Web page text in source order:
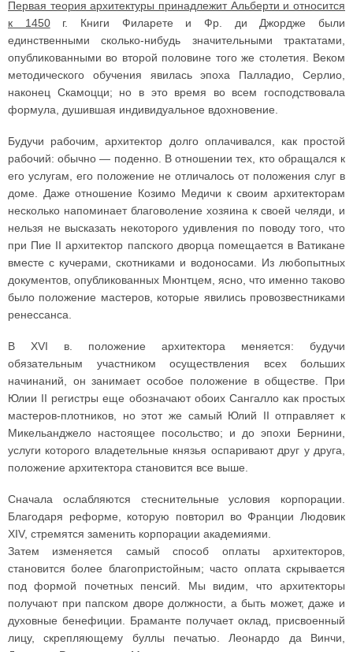
Первая теория архитектуры принадлежит Альберти и относится
к 1450г. Книги Филарете и Фр. ди Джордже были
единственными сколько-нибудь значительными трактатами,
опубликованными во второй половине того же столетия. Веком
методического обучения явилась эпоха Палладио, Серлио,
наконец Скамоцци; но в это время во всем господствовала
формула, душившая индивидуальное вдохновение.
Будучи рабочим, архитектор долго оплачивался, как простой
рабочий: обычно — поденно. В отношении тех, кто обращался к
его услугам, его положение не отличалось от положения слуг в
доме. Даже отношение Козимо Медичи к своим архитекторам
несколько напоминает благоволение хозяина к своей челяди, и
нельзя не высказать некоторого удивления по поводу того, что
при Пие II архитектор папского дворца помещается в Ватикане
вместе с кучерами, скотниками и водоносами. Из любопытных
документов, опубликованных Мюнтцем, ясно, что именно таково
было положение мастеров, которые явились провозвестниками
ренессанса.
В XVI в. положение архитектора меняется: будучи
обязательным участником осуществления всех больших
начинаний, он занимает особое положение в обществе. При
Юлии II регистры еще обозначают обоих Сангалло как простых
мастеров-плотников, но этот же самый Юлий II отправляет к
Микельанджело настоящее посольство; и до эпохи Бернини,
услуги которого владетельные князья оспаривают друг у друга,
положение архитектора становится все выше.
Сначала ослабляются стеснительные условия корпорации.
Благодаря реформе, которую повторил во Франции Людовик
XIV, стремятся заменить корпорации академиями.
Затем изменяется самый способ оплаты архитекторов,
становится более благопристойным; часто оплата скрывается
под формой почетных пенсий. Мы видим, что архитекторы
получают при папском дворе должности, а быть может, даже и
духовные бенефиции. Браманте получает оклад, присвоенный
лицу, скрепляющему буллы печатью. Леонардо да Винчи,